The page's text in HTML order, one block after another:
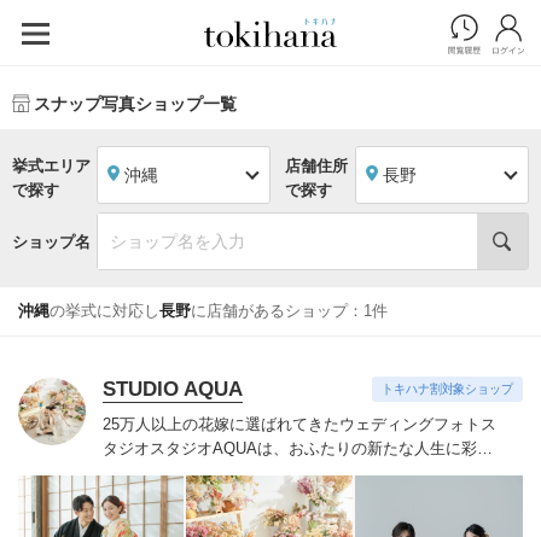
スナップ写真ショップ一覧
挙式エリア
で探す
沖縄
店舗住所
で探す
長野
ショップ名
沖縄の挙式に対応し長野に店舗があるショップ：1件
STUDIO AQUA トキハナ割対象ショップ
25万人以上の花嫁に選ばれてきたウェディングフォトス
タジオスタジオAQUAは、おふたりの新たな人生に彩り
を添える“最高のウェディングフォト”のお手伝いをさせ
ていただきます。1枚の写真のチカラを信じて